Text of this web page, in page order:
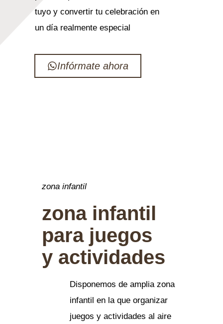
tuyo y convertir tu celebración en
un día realmente especial
Infórmate ahora
zona infantil
zona infantil
para juegos
y actividades
Disponemos de amplia zona
infantil en la que organizar
juegos y actividades al aire